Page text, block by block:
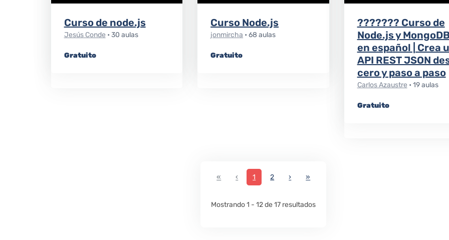
Curso de node.js
Jesús Conde • 30 aulas
Gratuito
Curso Node.js
jonmircha • 68 aulas
Gratuito
??????? Curso de
Node.js y
en español | Crea
API REST JSON
cero y paso a paso
Carlos Azaustre • 19 aulas
Gratuito
« ‹ Previous
1 2 ›Next»
Mostrando 1 - 12 de 17 resultados